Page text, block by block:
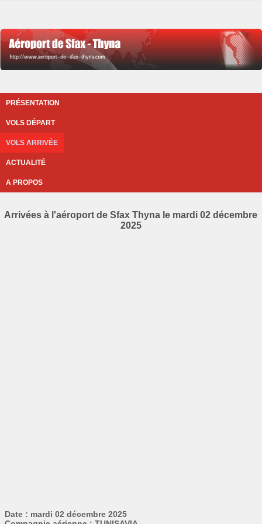
PRÉSENTATION
VOLS DÉPART
VOLS ARRIVÉE
ACTUALITÉ
A PROPOS
Arrivées à l'aéroport de Sfax Thyna le mardi 02 décembre
2025
Date : mardi 02 décembre 2025